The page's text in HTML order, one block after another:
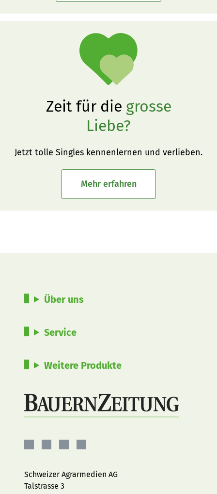
Zeit für die grosse
Liebe?
Jetzt tolle Singles kennenlernen und verlieben.
Mehr erfahren
Über uns
Service
Weitere Produkte
Facebook
Instagram
YouTubeLinkedIn
Schweizer Agrarmedien AG
Talstrasse 3